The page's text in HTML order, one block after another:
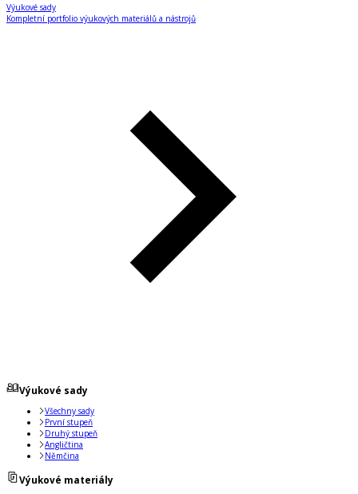
Výukové sady
Kompletní portfolio výukových materiálů a nástrojů
Výukové sady
Všechny sady
První stupeň
Druhý stupeň
Angličtina
Němčina
Výukové materiály